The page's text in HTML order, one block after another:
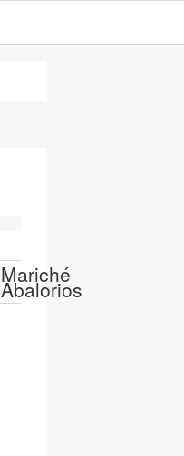
Mariché
Abalorios